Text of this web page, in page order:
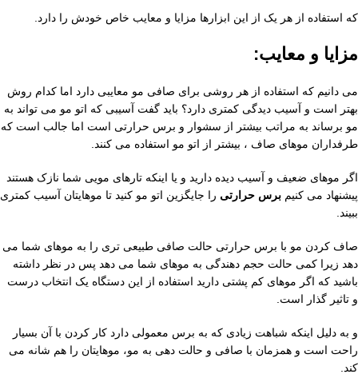
که استفاده از هر یک از این ابزارها مزایا و معایب خاص خودش را دارد.
مزایا و معایب:
می دانیم که استفاده از هر روشی برای صافی مو معایبی دارد اما کدام روش
بهتر است و آسیب دیدگی کمتری دارد؟ باید گفت آسیبی که اتو مو می تواند به
مو برساند به مراتب بیشتر از سشوار و برس حرارتی است اما جالب است که
طرفداران موهای صاف ، بیشتر از اتو مو استفاده می کنند.
اگر موهای ضعیف و آسیب دیده دارید و یا اینکه تارهای مویی شما نازک هستند
پیشنهاد می کنیم برس حرارتی را جایگزین اتو مو کنید تا موهایتان آسیب کمتری
ببیند.
صاف کردن مو با برس حرارتی حالت صافی طبیعی تری را به موهای شما می
دهد زیرا کمی حالت حجم دهندگی به موهای شما می دهد پس در نظر داشته
باشید که اگر موهای کم پشتی دارید استفاده از این دستگاه یک انتخاب درست
و تاثیر گذار است.
و به دلیل اینکه شباهت زیادی که به برس معمولی دارد کار کردن با آن بسیار
راحت است و همزمان با صافی و حالت دهی به مو، موهایتان را هم شانه می
کند.